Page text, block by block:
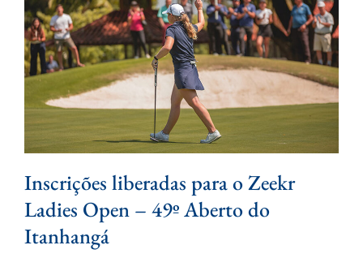
Inscrições liberadas para o Zeekr
Ladies Open – 49º Aberto do
Itanhangá